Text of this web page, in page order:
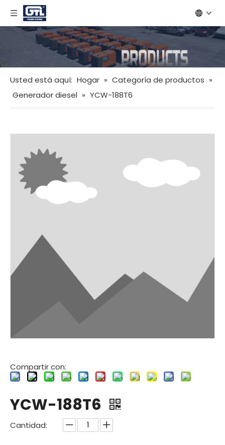
Usted está aquí: Hogar » Categoría de productos »
Generador diesel » YCW-188T6
Compartir con:
YCW-188T6
Cantidad: